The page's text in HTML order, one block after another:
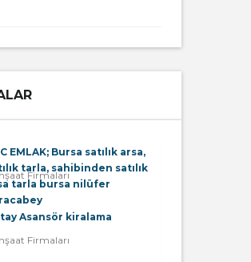
EMLAK; Bursa satılık arsa,
tarla, sahibinden satılık
tarla bursa nilüfer
Firmaları
Asansör kiralama
Firmaları